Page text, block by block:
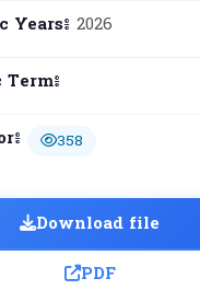
Years៖ 2026
៖
៖
358
Download file
PDF